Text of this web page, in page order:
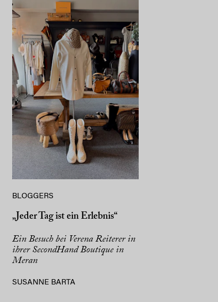
BLOGGERS
„Jeder Tag ist ein Erlebnis“
Ein Besuch bei Verena Reiterer in
ihrer SecondHand Boutique in
Meran
SUSANNE BARTA